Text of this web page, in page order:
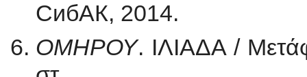
СибАК, 2014.
ΟΜΗΡΟΥ. ΙΛΙΑΔΑ /